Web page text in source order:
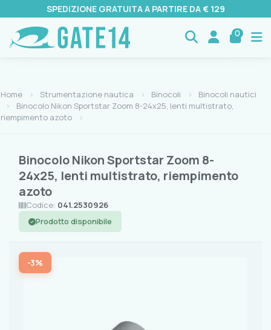
SPEDIZIONE GRATUITA A PARTIRE DA € 129
0
Home Strumentazione nautica Binocoli
Binocoli nautici
Binocolo Nikon Sportstar Zoom 8-24x25, lenti multistrato,
riempimento azoto
Binocolo Nikon Sportstar Zoom 8-
24x25, lenti multistrato, riempimento
azoto
Codice: 041.2530926
Prodotto disponibile
-3%